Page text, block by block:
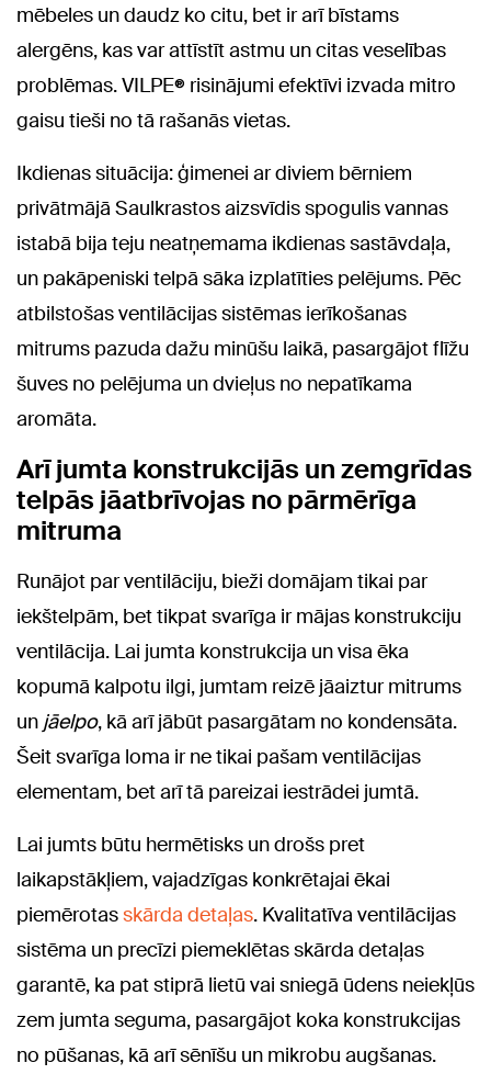
mēbeles un daudz ko citu, bet ir arī bīstams
alergēns, kas var attīstīt astmu un citas veselības
problēmas. VILPE® risinājumi efektīvi izvada mitro
gaisu tieši no tā rašanās vietas.
Ikdienas situācija: ģimenei ar diviem bērniem
privātmājā Saulkrastos aizsvīdis spogulis vannas
istabā bija teju neatņemama ikdienas sastāvdaļa,
un pakāpeniski telpā sāka izplatīties pelējums. Pēc
atbilstošas ventilācijas sistēmas ierīkošanas
mitrums pazuda dažu minūšu laikā, pasargājot flīžu
šuves no pelējuma un dvieļus no nepatīkama
aromāta.
Arī jumta konstrukcijās un zemgrīdas
telpās jāatbrīvojas no pārmērīga
mitruma
Runājot par ventilāciju, bieži domājam tikai par
iekštelpām, bet tikpat svarīga ir mājas konstrukciju
ventilācija. Lai jumta konstrukcija un visa ēka
kopumā kalpotu ilgi, jumtam reizē jāaiztur mitrums
un jāelpo, kā arī jābūt pasargātam no kondensāta.
Šeit svarīga loma ir ne tikai pašam ventilācijas
elementam, bet arī tā pareizai iestrādei jumtā.
Lai jumts būtu hermētisks un drošs pret
laikapstākļiem, vajadzīgas konkrētajai ēkai
piemērotasskārda detaļas. Kvalitatīva ventilācijas
sistēma un precīzi piemeklētas skārda detaļas
garantē, ka pat stiprā lietū vai sniegā ūdens neiekļūs
zem jumta seguma, pasargājot koka konstrukcijas
no pūšanas, kā arī sēnīšu un mikrobu augšanas.